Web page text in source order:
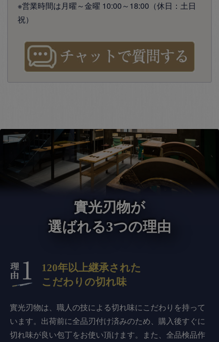
※営業時間は月曜～金曜 10:00～18:00（休日：土日
祝）
實光刃物が
選ばれる3つの理由
120年以上継承された
こだわりの切れ味
實光刃物は、職人の技による切れ味にこだわりを持って
います。出荷前に全品刃付け済みのため、購入後すぐに
切れ味が良い包丁をお使い頂けます。また、全品検品作